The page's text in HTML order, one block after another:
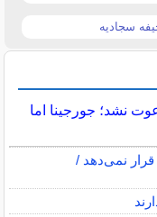
سجادیه
نشد؛ جورجینا اما
قرار نمی‌دهد /